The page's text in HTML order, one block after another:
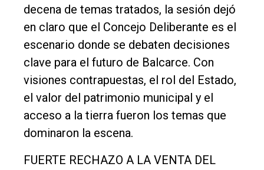
decena de temas tratados, la sesión dejó
en claro que el Concejo Deliberante es el
escenario donde se debaten decisiones
clave para el futuro de Balcarce. Con
visiones contrapuestas, el rol del Estado,
el valor del patrimonio municipal y el
acceso a la tierra fueron los temas que
dominaron la escena.
FUERTE RECHAZO A LA VENTA DEL